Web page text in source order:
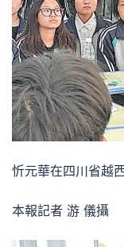
忻元華在四川省越
本報記者 游 儀攝